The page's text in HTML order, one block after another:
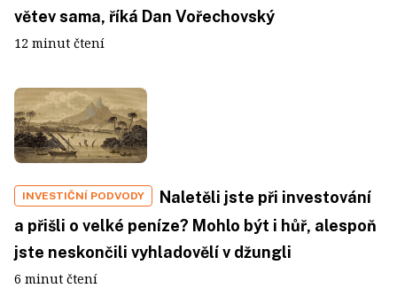
větev sama, říká Dan Vořechovský
12 minut čtení
INVESTIČNÍ PODVODY
Naletěli jste při investování
a přišli o velké peníze? Mohlo být i hůř, alespoň
jste neskončili vyhladovělí v džungli
6 minut čtení